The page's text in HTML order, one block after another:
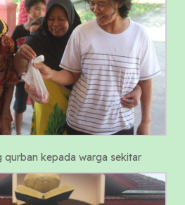
qurban kepada warga sekitar